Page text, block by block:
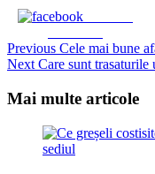
Continue
Reading
Previous Cele mai bune
Next Care sunt trasaturile
Mai multe articole